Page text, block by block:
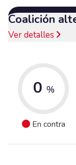
Coalición
Ver detalles
0 %
En contra